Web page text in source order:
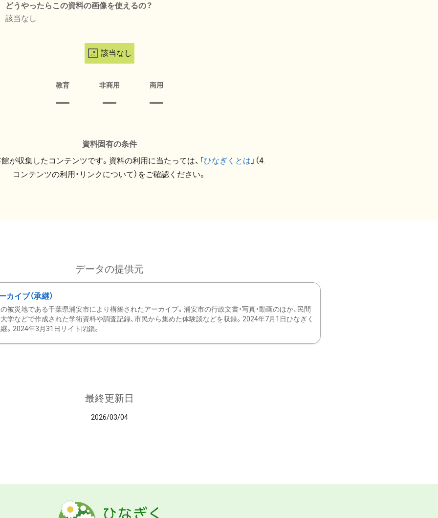
どうやったらこの資料の画像を使えるの？
該当なし
該当なし
教育 非商用 商用
資料固有の条件
が収集したコンテンツです。資料の利用に当たっては、「ひなぎくとは 」（4.
コンテンツの利用・リンクについて）をご確認ください。
データの提供元
イブ（承継）
被災地である千葉県浦安市により構築されたアーカイブ。浦安市の行政文書・写真・動画のほか、民間
学などで作成された学術資料や調査記録、市民から集めた体験談などを収録。2024年7月1日ひなぎく
。2024年3月31日サイト閉鎖。
最終更新日
2026/03/04